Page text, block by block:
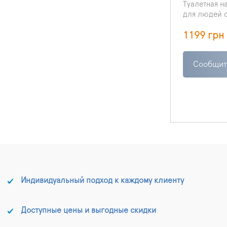
Туалетная
для людей
пожилых
на
1199 грн
Индивидуальный подход к каждому клиенту
Доступные цены и выгодные скидки